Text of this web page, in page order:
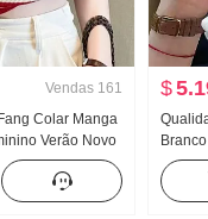
Vendas 161
Colar Manga
Verão Novo
Gelo Seda
Efeito
Curto Top
$
verão